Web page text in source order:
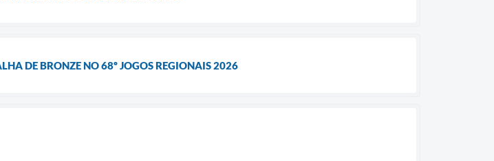
DE BRONZE NO 68º JOGOS REGIONAIS 2026